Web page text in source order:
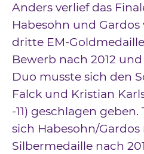
Anders verlief das
Habesohn und
dritte EM-
Bewerb nach 2012 und
Duo musste sich den
Falck und Kristian
-11) geschlagen
sich Habesohn/
Silbermedaille nach